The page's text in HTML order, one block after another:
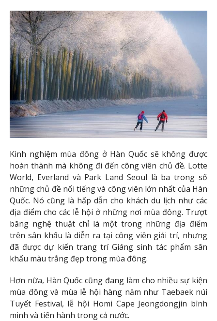
Kinh nghiệm mùa đông ở Hàn Quốc sẽ không được
hoàn thành mà không đi đến công viên chủ đề. Lotte
World, Everland và Park Land Seoul là ba trong số
những chủ đề nổi tiếng và công viên lớn nhất của Hàn
Quốc. Nó cũng là hấp dẫn cho khách du lịch như các
địa điểm cho các lễ hội ở những nơi mùa đông. Trượt
băng nghệ thuật chỉ là một trong những địa điểm
trên sân khấu là diễn ra tại công viên giải trí, nhưng
đã được dự kiến ​​trang trí Giáng sinh tác phẩm sân
khấu màu trắng đẹp trong mùa đông.
Hơn nữa, Hàn Quốc cũng đang làm cho nhiều sự kiện
mùa đông và mùa lễ hội hàng năm như Taebaek núi
Tuyết Festival, lễ hội Homi Cape Jeongdongjin bình
minh và tiến hành trong cả nước.